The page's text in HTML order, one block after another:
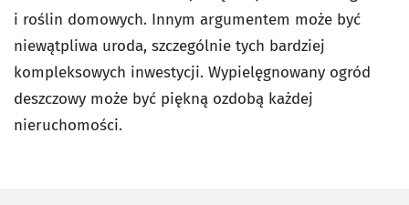
i roślin domowych. Innym argumentem może być
niewątpliwa uroda, szczególnie tych bardziej
kompleksowych inwestycji. Wypielęgnowany ogród
deszczowy może być piękną ozdobą każdej
nieruchomości.